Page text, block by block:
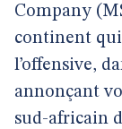
Company
continent
l’offensive,
annonçant
sud-africain